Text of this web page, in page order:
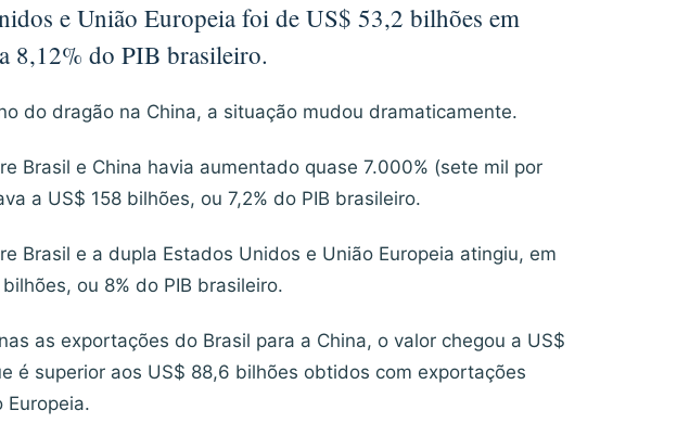
e União Europeia foi de US$ 53,2 bilhões em
8,12% do PIB brasileiro.
do dragão na China, a situação mudou dramaticamente.
Brasil e China havia aumentado quase 7.000% (sete mil por
a US$ 158 bilhões, ou 7,2% do PIB brasileiro.
Brasil e a dupla Estados Unidos e União Europeia atingiu, em
ou 8% do PIB brasileiro.
as exportações do Brasil para a China, o valor chegou a US$
é superior aos US$ 88,6 bilhões obtidos com exportações
Europeia.